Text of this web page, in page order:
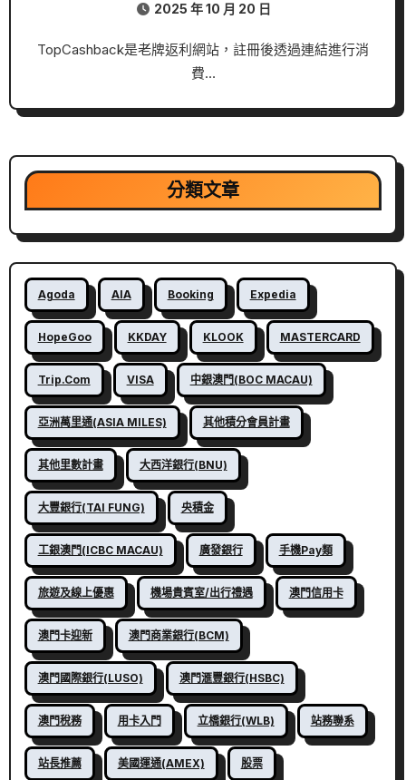
2025 年 10 月 20 日
TopCashback是老牌返利網站，註冊後透過連結進行消
費…
分類文章
Agoda AIA Booking Expedia
HopeGoo KKDAY KLOOK MASTERCARD
Trip.com VISA 中銀澳門(BOC MACAU)
亞洲萬里通(ASIA MILES) 其他積分會員計畫
其他里數計畫 大西洋銀行(BNU)
大豐銀行(TAI FUNG) 央積金
工銀澳門(ICBC MACAU) 廣發銀行 手機Pay類
旅遊及線上優惠 機場貴賓室/出行禮遇 澳門信用卡
澳門卡迎新 澳門商業銀行(BCM)
澳門國際銀行(LUSO) 澳門滙豐銀行(HSBC)
澳門稅務 用卡入門 立橋銀行(WLB) 站務聯系
站長推薦 美國運通(AMEX) 股票